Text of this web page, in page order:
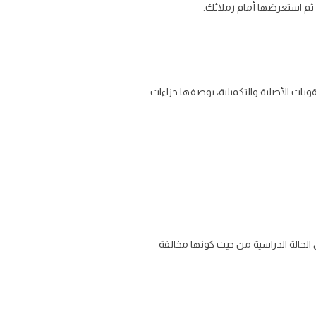
استعرضها أمام زملائك.
الأصلية والتكميلية، بوصفها جزاءات
الحالة الدراسية من حيث كونها مخالفة